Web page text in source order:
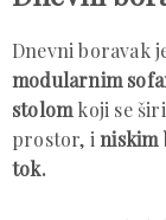
Dnevni boravak
modularnim
stolom koji se
prostor, iniskim
tok.